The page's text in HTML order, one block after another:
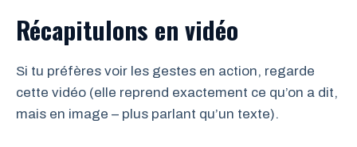
Récapitulons en vidéo
Si tu préfères voir les gestes en action, regarde
cette vidéo (elle reprend exactement ce qu’on a dit,
mais en image – plus parlant qu’un texte).